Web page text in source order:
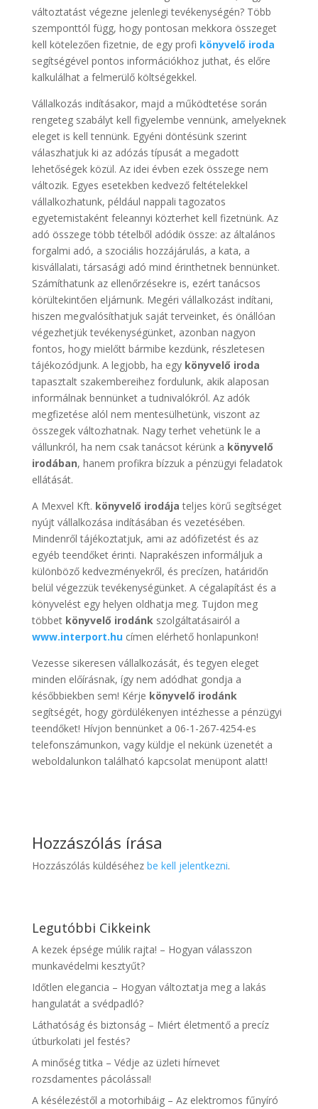
változtatást végezne jelenlegi tevékenységén? Több
szemponttól függ, hogy pontosan mekkora összeget
kell kötelezően fizetnie, de egy profi könyvelő iroda
segítségével pontos információkhoz juthat, és előre
kalkulálhat a felmerülő költségekkel.
Vállalkozás indításakor, majd a működtetése során
rengeteg szabályt kell figyelembe vennünk, amelyeknek
eleget is kell tennünk. Egyéni döntésünk szerint
válaszhatjuk ki az adózás típusát a megadott
lehetőségek közül. Az idei évben ezek összege nem
változik. Egyes esetekben kedvező feltételekkel
vállalkozhatunk, például nappali tagozatos
egyetemistaként feleannyi közterhet kell fizetnünk. Az
adó összege több tételből adódik össze: az általános
forgalmi adó, a szociális hozzájárulás, a kata, a
kisvállalati, társasági adó mind érinthetnek bennünket.
Számíthatunk az ellenőrzésekre is, ezért tanácsos
körültekintően eljárnunk. Megéri vállalkozást indítani,
hiszen megvalósíthatjuk saját terveinket, és önállóan
végezhetjük tevékenységünket, azonban nagyon
fontos, hogy mielőtt bármibe kezdünk, részletesen
tájékozódjunk. A legjobb, ha egy könyvelő iroda
tapasztalt szakembereihez fordulunk, akik alaposan
informálnak bennünket a tudnivalókról. Az adók
megfizetése alól nem mentesülhetünk, viszont az
összegek változhatnak. Nagy terhet vehetünk le a
vállunkról, ha nem csak tanácsot kérünk a könyvelő
irodában, hanem profikra bízzuk a pénzügyi feladatok
ellátását.
A Mexvel Kft. könyvelő irodája teljes körű segítséget
nyújt vállalkozása indításában és vezetésében.
Mindenről tájékoztatjuk, ami az adófizetést és az
egyéb teendőket érinti. Naprakészen informáljuk a
különböző kedvezményekről, és precízen, határidőn
belül végezzük tevékenységünket. A cégalapítást és a
könyvelést egy helyen oldhatja meg. Tujdon meg
többet könyvelő irodánk szolgáltatásairól a
www.interport.hu címen elérhető honlapunkon!
Vezesse sikeresen vállalkozását, és tegyen eleget
minden előírásnak, így nem adódhat gondja a
későbbiekben sem! Kérje könyvelő irodánk
segítségét, hogy gördülékenyen intézhesse a pénzügyi
teendőket! Hívjon bennünket a 06-1-267-4254-es
telefonszámunkon, vagy küldje el nekünk üzenetét a
weboldalunkon található kapcsolat menüpont alatt!
Hozzászólás írása
Hozzászólás küldéséhez be kell jelentkezni.
Legutóbbi Cikkeink
A kezek épsége múlik rajta! – Hogyan válasszon
munkavédelmi kesztyűt?
Időtlen elegancia – Hogyan változtatja meg a lakás
hangulatát a svédpadló?
Láthatóság és biztonság – Miért életmentő a precíz
útburkolati jel festés?
A minőség titka – Védje az üzleti hírnevet
rozsdamentes pácolással!
A késélezéstől a motorhibáig – Az elektromos fűnyíró